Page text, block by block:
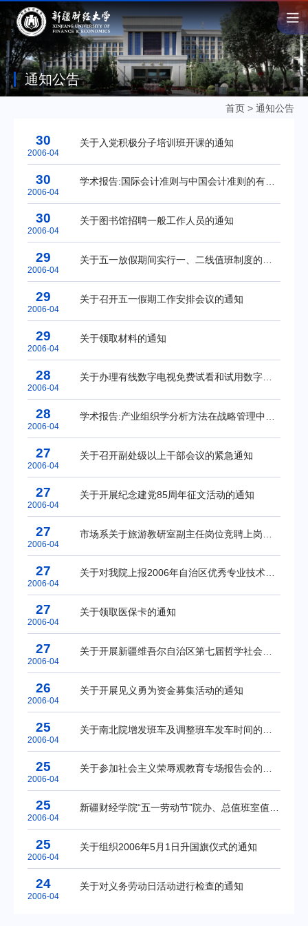
通知公告
首页 > 通知公告
30
2006-04
关于入党积极分子培训班开课的通知
30
2006-04
学术报告:国际会计准则与中国会计准则的有用性比较--------透视我国会计准则国际协调效果
30
2006-04
关于图书馆招聘一般工作人员的通知
29
2006-04
29
2006-04
关于召开五一假期工作安排会议的通知
29
2006-04
关于领取材料的通知
28
2006-04
关于办理有线数字电视免费试看和试用数字机顶盒的通知
28
2006-04
27
2006-04
关于召开副处级以上干部会议的紧急通知
27
2006-04
关于开展纪念建党85周年征文活动的通知
27
2006-04
27
2006-04
关于对我院上报2006年自治区优秀专业技术工作者推荐人选进行公示的通知
27
2006-04
关于领取医保卡的通知
27
2006-04
26
2006-04
关于开展见义勇为资金募集活动的通知
25
2006-04
25
2006-04
关于参加社会主义荣辱观教育专场报告会的通知
25
2006-04
25
2006-04
关于组织2006年5月1日升国旗仪式的通知
24
2006-04
关于对义务劳动日活动进行检查的通知